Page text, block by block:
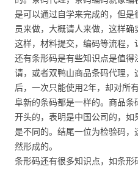
是可以通过自学来完成的，但
员来做，大概请人来做，这样
这样，材料提交，编码等流程，
还有条形码是有些知识点是值
请，或者双鸭山商品条码代理
后，一次只能使用2年，却对所
阜新的条码都是一样的。商品
开头的，表明是中国公司的，
是不同的。结尾一位为检验码
然形成的。
条形码还有很多知识点，如条